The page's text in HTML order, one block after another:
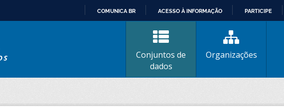
CONTEÚDO
COMUNICA BR ACESSO À INFORMAÇÃO PARTICIPE
Conjuntos de
dados
Organizações